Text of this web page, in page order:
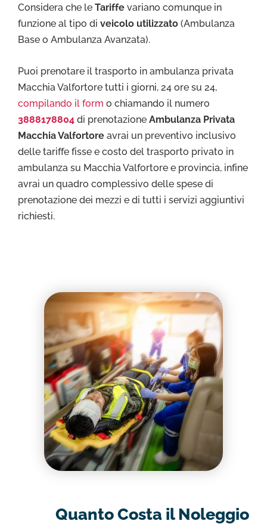
Considera che le Tariffe variano comunque in
funzione al tipo di veicolo utilizzato (Ambulanza
Base o Ambulanza Avanzata).
Puoi prenotare il trasporto in ambulanza privata
Macchia Valfortore tutti i giorni, 24 ore su 24,
compilando il form o chiamando il numero
3888178804 di prenotazione Ambulanza Privata
Macchia Valfortore avrai un preventivo inclusivo
delle tariffe fisse e costo del trasporto privato in
ambulanza su Macchia Valfortore e provincia, infine
avrai un quadro complessivo delle spese di
prenotazione dei mezzi e di tutti i servizi aggiuntivi
richiesti.
Quanto Costa il Noleggio